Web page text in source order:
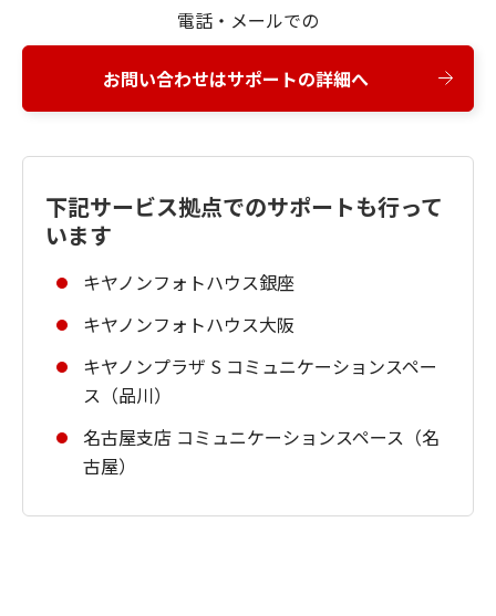
電話・メールでの
お問い合わせはサポートの詳細へ
下記サービス拠点でのサポートも行って
います
キヤノンフォトハウス銀座
キヤノンフォトハウス大阪
キヤノンプラザ S コミュニケーションスペー
ス（品川）
名古屋支店 コミュニケーションスペース（名
古屋）